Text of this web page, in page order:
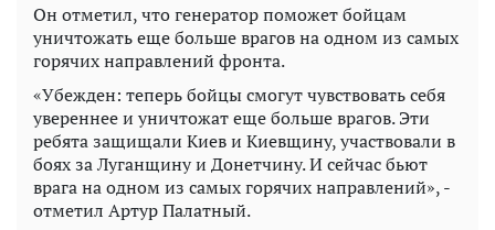
Он отметил, что генератор поможет бойцам
уничтожать еще больше врагов на одном из самых
горячих направлений фронта.
«Убежден: теперь бойцы смогут чувствовать себя
увереннее и уничтожат еще больше врагов. Эти
ребята защищали Киев и Киевщину, участвовали в
боях за Луганщину и Донетчину. И сейчас бьют
врага на одном из самых горячих направлений», -
отметил Артур Палатный.